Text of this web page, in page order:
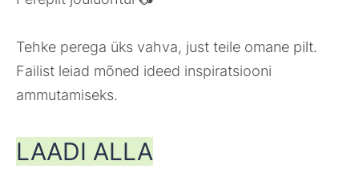
Tehke perega üks vahva, just teile omane pilt.
Failist leiad mõned ideed inspiratsiooni
ammutamiseks.
LAADI ALLA